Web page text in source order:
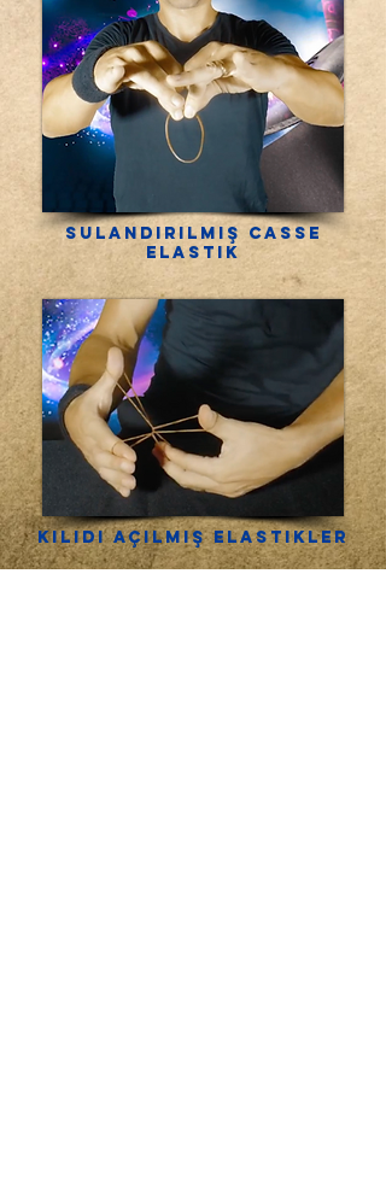
Sulandırılmış casSE
elastik
Kilidi açılmış elastikler